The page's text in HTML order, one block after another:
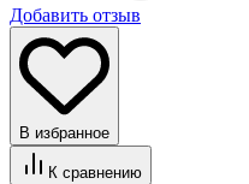
Добавить отзыв
В избранное
К сравнению